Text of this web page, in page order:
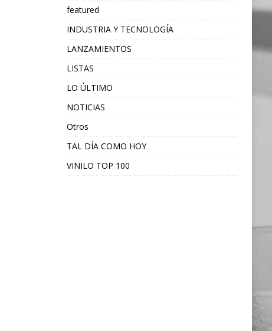
featured
INDUSTRIA Y TECNOLOGÍA
LANZAMIENTOS
LISTAS
LO ÚLTIMO
NOTICIAS
Otros
TAL DÍA COMO HOY
VINILO TOP 100